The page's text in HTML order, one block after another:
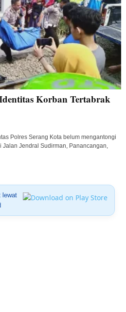
Korban Tertabrak
Polres Serang Kota belum mengantongi
Jalan Jendral Sudirman, Panancangan,
lewat